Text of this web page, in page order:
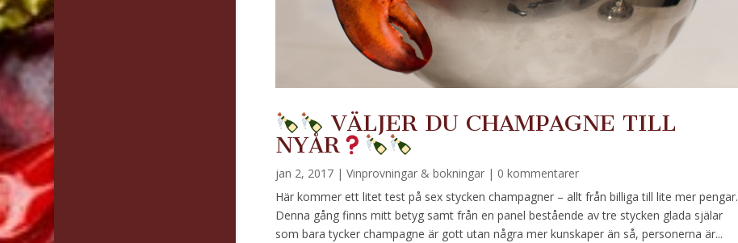
VÄLJER DU CHAMPAGNE TILL
NYÅR
jan 2, 2017 |Vinprovningar & bokningar | 0 kommentarer
Här kommer ett litet test på sex stycken champagner – allt från billiga till lite mer pengar.
Denna gång finns mitt betyg samt från en panel bestående av tre stycken glada själar
som bara tycker champagne är gott utan några mer kunskaper än så, personerna är...